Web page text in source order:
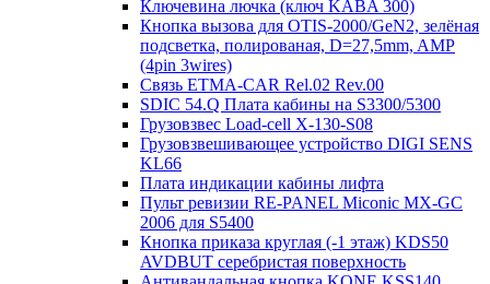
Ключевина лючка (ключ KABA 300)
Кнопка вызова для OTIS-2000/GeN2, зелёная
подсветка, полированая, D=27,5mm, AMP
(4pin 3wires)
Связь ETMA-CAR Rel.02 Rev.00
SDIC 54.Q Плата кабины на S3300/5300
Грузовзвес Load-cell X-130-S08
Грузовзвешивающее устройство DIGI SENS
KL66
Плата индикации кабины лифта
Пульт ревизии RE-PANEL Miconic MX-GC
2006 для S5400
Кнопка приказа круглая (-1 этаж) KDS50
AVDBUT серебристая поверхность